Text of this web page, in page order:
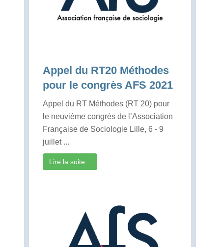
Appel du RT20 Méthodes
pour le congrès AFS 2021
Appel du RT Méthodes (RT 20) pour
le neuvième congrès de l’Association
Française de Sociologie Lille, 6 - 9
juillet ...
Lire la suite...